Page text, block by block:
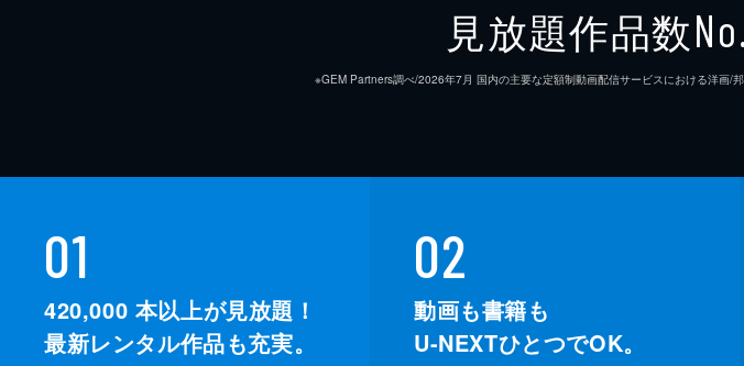
見放題作品数
※GEM Partners調べ/2026年7⽉ 国内の主要な定額制動画配信サービスにおける洋画/
01
420,000 本以上が見放題！
最新レンタル作品も充実。
02
動画も書籍も
U-NEXTひとつでOK。